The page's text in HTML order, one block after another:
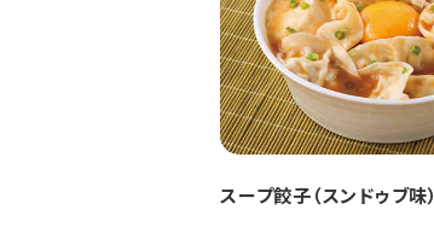
スープ餃子（スンドゥブ味）